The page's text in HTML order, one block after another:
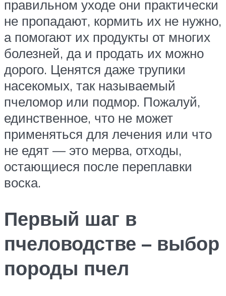
правильном уходе они практически
не пропадают, кормить их не нужно,
а помогают их продукты от многих
болезней, да и продать их можно
дорого. Ценятся даже трупики
насекомых, так называемый
пчеломор или подмор. Пожалуй,
единственное, что не может
применяться для лечения или что
не едят — это мерва, отходы,
остающиеся после переплавки
воска.
Первый шаг в
пчеловодстве – выбор
породы пчел